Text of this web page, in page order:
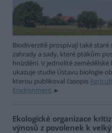
Biodiverzitě prospívají také
zahrady a sady, které ptákům
hnízdění. V jednolité
ukazuje studie Ústavu biologie
kterou publikoval časopis
Environment.
Ekologické organizace
výnosů z povolenek k